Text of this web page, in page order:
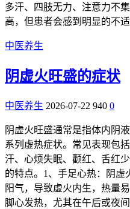
多汗、四肢无力、注意力不
高，但患者会感到明显的不
中医养生
阴虚火旺盛的症状
中医养生 2026-07-22 940 0
阴虚火旺盛通常是指体内阴
系列虚热症状。常见表现包
汗、心烦失眠、颧红、舌红
的特点。1、手足心热：阴虚
阳气，导致虚火内生，热量
脚心发热，尤其在午后或夜间